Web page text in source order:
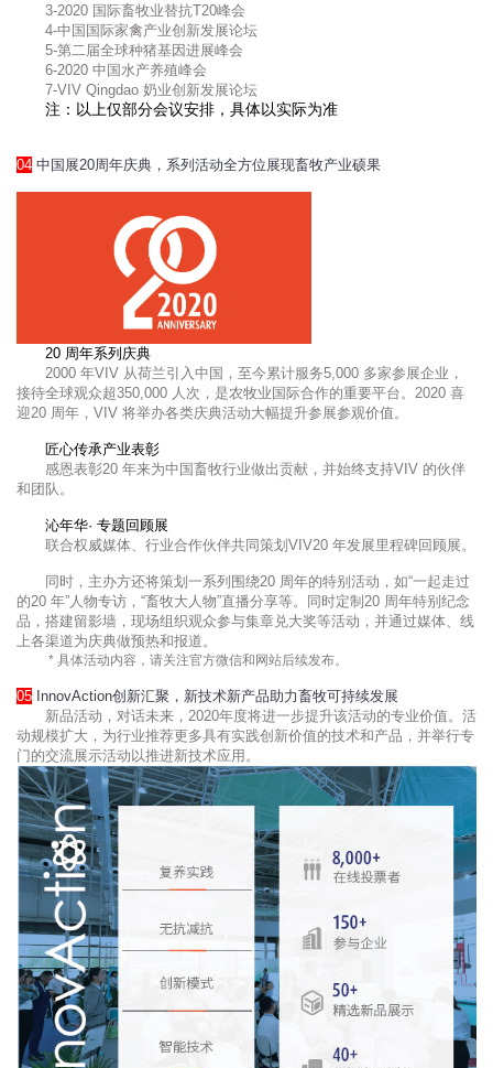
3-2020 国际畜牧业替抗T20峰会
4-中国国际家禽产业创新发展论坛
5-第二届全球种猪基因进展峰会
6-2020 中国水产养殖峰会
7-VIV Qingdao 奶业创新发展论坛
注：以上仅部分会议安排，具体以实际为准
04 中国展20周年庆典，系列活动全方位展现畜牧产业硕果
20 周年系列庆典
2000 年VIV 从荷兰引入中国，至今累计服务5,000 多家参展企业，
接待全球观众超350,000 人次，是农牧业国际合作的重要平台。2020 喜
迎20 周年，VIV 将举办各类庆典活动大幅提升参展参观价值。
匠心传承产业表彰
感恩表彰20 年来为中国畜牧行业做出贡献，并始终支持VIV 的伙伴
和团队。
沁年华· 专题回顾展
联合权威媒体、行业合作伙伴共同策划VIV20 年发展里程碑回顾展。
同时，主办方还将策划一系列围绕20 周年的特别活动，如“一起走过
的20 年”人物专访，“畜牧大人物”直播分享等。同时定制20 周年特别纪念
品，搭建留影墙，现场组织观众参与集章兑大奖等活动，并通过媒体、线
上各渠道为庆典做预热和报道。
* 具体活动内容，请关注官方微信和网站后续发布。
05 InnovAction创新汇聚，新技术新产品助力畜牧可持续发展
新品活动，对话未来，2020年度将进一步提升该活动的专业价值。活
动规模扩大，为行业推荐更多具有实践创新价值的技术和产品，并举行专
门的交流展示活动以推进新技术应用。